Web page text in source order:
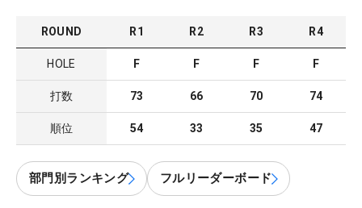
ROUND R1 R2 R3 R4
HOLE F F F F
打数 73 66 70 74
順位 54 33 35 47
部門別ランキング フルリーダーボード